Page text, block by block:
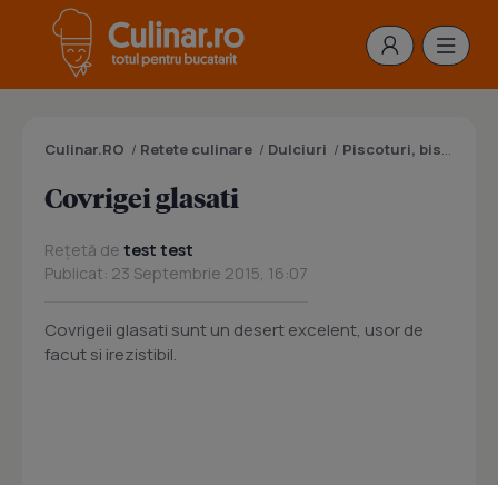
Culinar.RO / Retete culinare / Dulciuri / Piscoturi, biscuiti, pesmeti, fursecuri
Covrigei glasati
Rețetă de test test
Publicat: 23 Septembrie 2015, 16:07
Covrigeii glasati sunt un desert excelent, usor de
facut si irezistibil.